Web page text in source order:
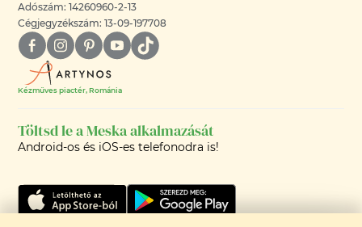
Adószám: 14260960-2-13
Cégjegyzékszám: 13-09-197708
Kézműves piactér, Románia
Töltsd le a Meska alkalmazását
Android-os és iOS-es telefonodra is!